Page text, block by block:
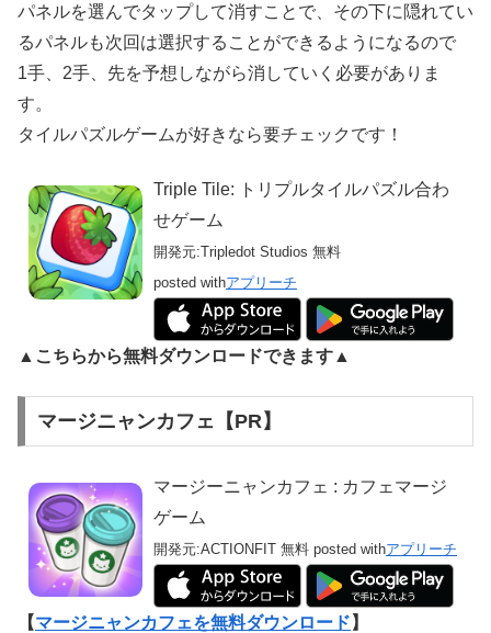
パネルを選んでタップして消すことで、その下に隠れてい
るパネルも次回は選択することができるようになるので
1手、2手、先を予想しながら消していく必要がありま
す。
タイルパズルゲームが好きなら要チェックです！
Triple Tile: トリプルタイルパズル合わ
せゲーム
開発元:Tripledot Studios 無料
posted withアプリーチ
▲こちらから無料ダウンロードできます▲
マージニャンカフェ【PR】
マージーニャンカフェ : カフェマージ
ゲーム
開発元:ACTIONFIT 無料 posted withアプリーチ
【マージニャンカフェを無料ダウンロード 】